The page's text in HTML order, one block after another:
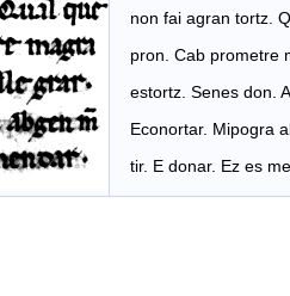
non fai agran tortz.
pron. Cab prometre
estortz. Senes don.
Econortar. Mipogra
tir. E donar. Ez es